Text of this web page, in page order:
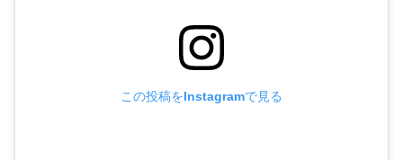
この投稿をInstagramで見る